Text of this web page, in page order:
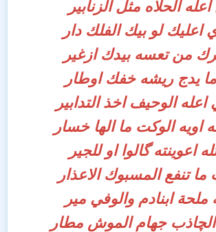
الحلاه مثل الزنابير
اعليك لو بيك الفلك دار
من تعسه بيدك ازغير
يدج ريشه خفك اوطار
الوحيف اخذ التدابير
اويه الوكت ما الها خسار
اعوينته گالوا او للجير
تنفع المسبوك الاعذار
ملحة ابنادم والوفي مير
جهام الموش مطار